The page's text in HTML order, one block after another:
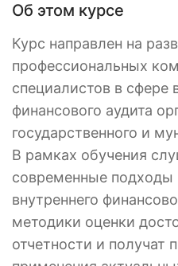
Об этом курсе
Курс направлен на
профессиональных
специалистов в сфере
финансового аудита
государственного и
В рамках обучения
современные подходы
внутреннего
методики оценки
отчетности и получат